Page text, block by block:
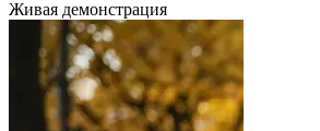
Живая демонстрация